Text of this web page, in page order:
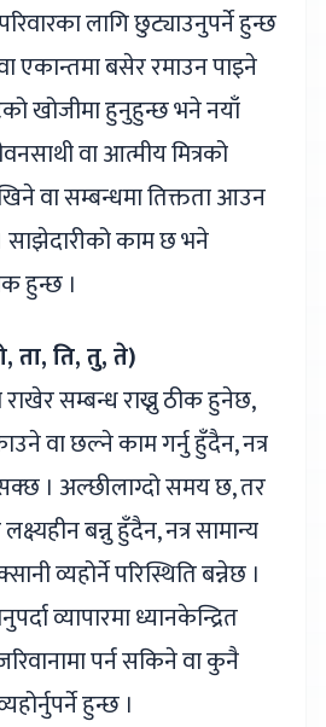
लागि छुट्याउनुपर्ने हुन्छ
एकान्तमा बसेर रमाउन पाइने
खोजीमा हुनुहुन्छ भने नयाँ
वा आत्मीय मित्रको
वा सम्बन्धमा तिक्तता आउन
काम छ भने
हुन्छ ।
ता, ति, तु, ते)
राखेर सम्बन्ध राख्नु ठीक हुनेछ,
वा छल्ने काम गर्नु हुँदैन, नत्र
। अल्छीलाग्दो समय छ, तर
बन्नु हुँदैन, नत्र सामान्य
व्यहोर्ने परिस्थिति बन्नेछ ।
व्यापारमा ध्यानकेन्द्रित
पर्न सकिने वा कुनै
हुन्छ ।